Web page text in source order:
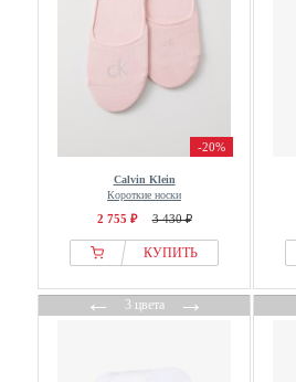
-20%
Calvin Klein
Короткие носки
2 755 ₽ 3 430 ₽
КУПИТЬ
←3 цвета→